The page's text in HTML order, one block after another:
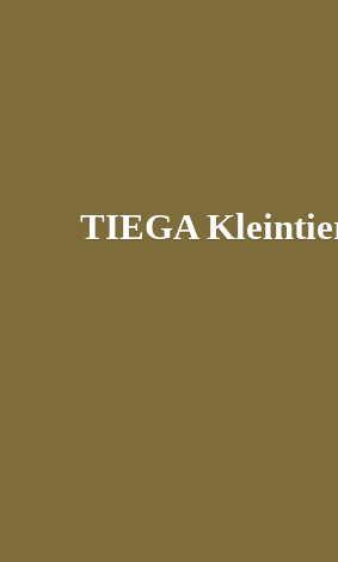
TIEGA